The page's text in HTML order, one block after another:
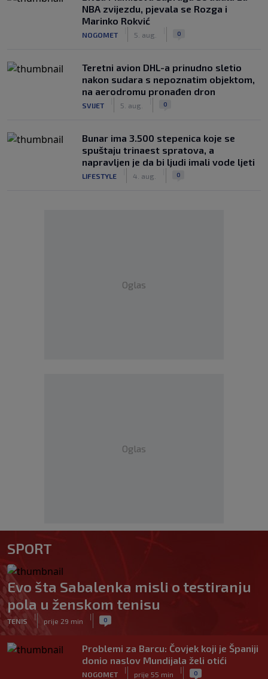
NBA zvijezdu, pjevala se Rozga i
Marinko Rokvić
NOGOMET 5. aug. 0
Teretni avion DHL-a prinudno sletio
nakon sudara s nepoznatim objektom,
na aerodromu pronađen dron
SVIJET 5. aug. 0
Bunar imа 3.500 stepenica koje se
spuštaju trinaest spratova, a
napravljen je da bi ljudi imali vode ljeti
LIFESTYLE 4. aug. 0
Oglas
Oglas
SPORT
Evo šta Sabalenka misli o testiranju
pola u ženskom tenisu
TENIS
|
prije 29 min
| 0
Problemi za Barcu: Čovjek koji je Španiji
donio naslov Mundijala želi otići
NOGOMET
|
prije 55 min
| 0